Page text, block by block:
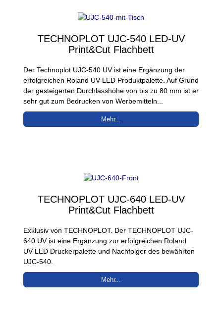
TECHNOPLOT UJC-540 LED-UV
Print&Cut Flachbett
Der Technoplot UJC-540 UV ist eine Ergänzung der
erfolgreichen Roland UV-LED Produktpalette. Auf Grund
der gesteigerten Durchlasshöhe von bis zu 80 mm ist er
sehr gut zum Bedrucken von Werbemitteln...
Mehr...
TECHNOPLOT UJC-640 LED-UV
Print&Cut Flachbett
Exklusiv von TECHNOPLOT. Der TECHNOPLOT UJC-
640 UV ist eine Ergänzung zur erfolgreichen Roland
UV-LED Druckerpalette und Nachfolger des bewährten
UJC-540.
Mehr...